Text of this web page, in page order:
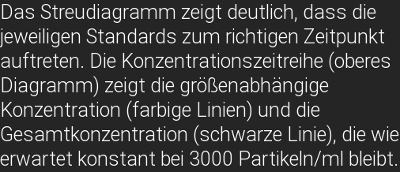
Das Streudiagramm zeigt deutlich, dass die
jeweiligen Standards zum richtigen Zeitpunkt
auftreten. Die Konzentrationszeitreihe (oberes
Diagramm) zeigt die größenabhängige
Konzentration (farbige Linien) und die
Gesamtkonzentration (schwarze Linie), die wie
erwartet konstant bei 3000 Partikeln/ml bleibt.